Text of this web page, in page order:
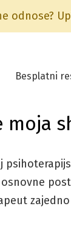
odnose?
Besplatni